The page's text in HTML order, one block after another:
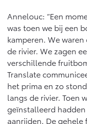
Annelouc: “Een
was toen we bij een
kamperen. We
de rivier. We zagen
verschillende
Translate
het prima en zo
langs de rivier. Toen
geïnstalleerd hadden
aanrijden. De